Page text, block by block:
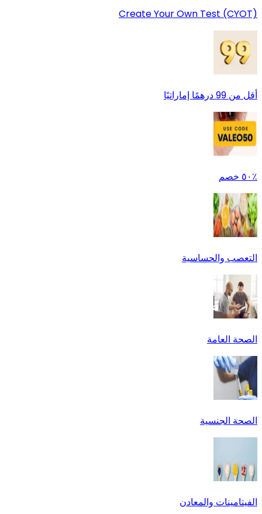
Create Your Own Test (CYOT)
أقل من 99 درهمًا إماراتيًا
٪٥٠ خصم
التعصب والحساسية
الصحة العامة
الصحة الجنسية
الفيتامينات والمعادن